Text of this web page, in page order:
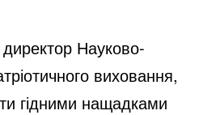
Науково-
виховання,
гідними нащадками